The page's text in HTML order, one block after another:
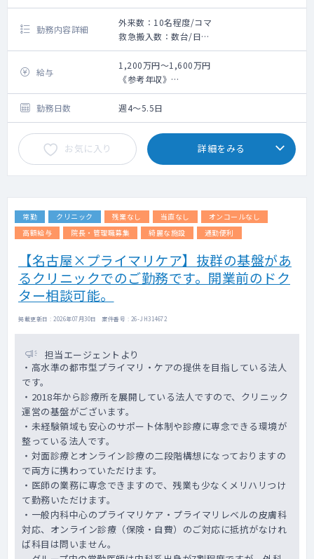
勤務内容詳細
外来数：10名程度/コマ
救急搬入数：数台/日
外来：週1～2コマ
外来数：10名程度/コマ
主な疾患：統合失調症、うつ病、双極性障
害、認知症、アルコール依存症等が多いです
病棟管理：25～30床程度/名
給与
1,200万円～1,600万円
《参考年収》
・3年目（非指定医）：1200万円（週5日、当
直4回／月の手当を含む）※ご経験等によりご
相談の上決定いたします
勤務日数 週4～5.5日
お気に入り 詳細をみる
常勤 クリニック 残業なし 当直なし
オンコールなし
高額給与
院長・管理職募集 綺麗な施設 通勤便利
【名古屋×プライマリケア】抜群の基盤があ
るクリニックでのご勤務です。開業前のドク
ター相談可能。
掲載更新日 : 2026年07月30日 案件番号 : 26-JH314672
担当エージェントより
・高水準の都市型プライマリ・ケアの提供を目指している法人
です。
・2018年から診療所を展開している法人ですので、クリニック
運営の基盤がございます。
・未経験領域も安心のサポート体制や診療に専念できる環境が
整っている法人です。
・対面診療とオンライン診療の二段階構想になっておりますの
で両方に携わっていただけます。
・医師の業務に専念できますので、残業も少なくメリハリつけ
て勤務いただけます。
・一般内科中心のプライマリケア・プライマリレベルの皮膚科
対応、オンライン診療（保険・自費）のご対応に抵抗がなけれ
ば科目は問いません。